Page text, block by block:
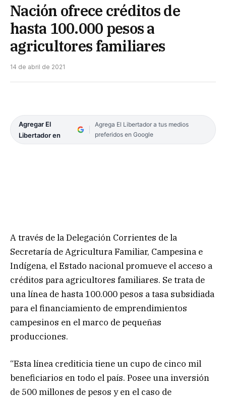
Nación ofrece créditos de
hasta 100.000 pesos a
agricultores familiares
14 de abril de 2021
Agregar El
Libertador en
Agrega El Libertador a tus medios
preferidos en Google
A través de la Delegación Corrientes de la
Secretaría de Agricultura Familiar, Campesina e
Indígena, el Estado nacional promueve el acceso a
créditos para agricultores familiares. Se trata de
una línea de hasta 100.000 pesos a tasa subsidiada
para el financiamiento de emprendimientos
campesinos en el marco de pequeñas
producciones.
“Esta línea crediticia tiene un cupo de cinco mil
beneficiarios en todo el país. Posee una inversión
de 500 millones de pesos y en el caso de